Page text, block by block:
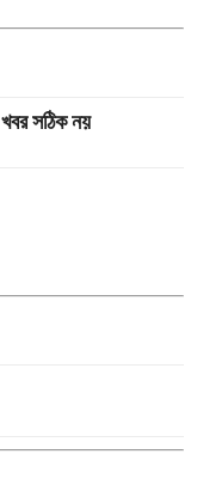
সঠিক নয়